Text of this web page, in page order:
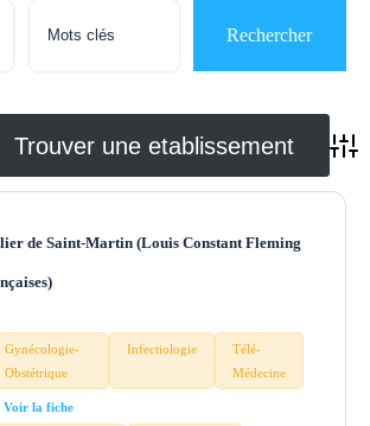
de Saint-Martin (Louis Constant Fleming
Gynécologie-
Obstétrique
Infectiologie
Télé-
Médecine